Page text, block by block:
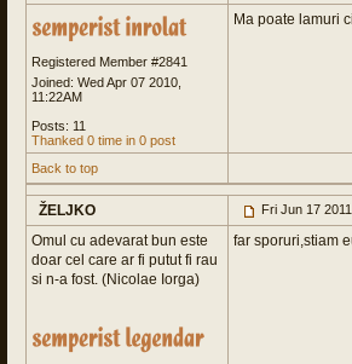
Registered Member #2841
Joined: Wed Apr 07 2010,
11:22AM
Posts: 11
Thanked 0 time in 0 post
Ma poate lamuri
Back to top
ŽELJKO Fri Jun 17
Omul cu adevarat bun este
doar cel care ar fi putut fi rau
si n-a fost. (Nicolae Iorga)
far sporuri,stiam